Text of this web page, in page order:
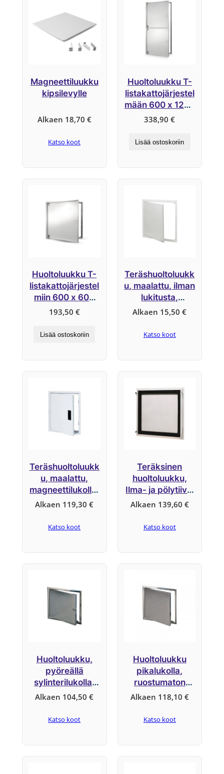
Magneettiluukku
kipsilevylle
Alkaen 18,70 €
Katso koot
Huoltoluukku T-
listakattojärjestel
mään 600 x 1200
mm
338,90€
Lisää ostoskoriin
Huoltoluukku T-
listakattojärjestel
miin 600 x 600
mm
193,50 €
Lisää ostoskoriin
Teräshuoltoluukk
u, maalattu, ilman
lukitusta,
järjestelmä GL-W
Alkaen 15,50€
Katso koot
Teräshuoltoluukk
u, maalattu,
magneettilukolla,
järjestelmä F5
Alkaen 119,30€
Katso koot
Teräksinen
huoltoluukku,
Ilma- ja pölytiivis
huoltoluukku,
sylinterilukolla,
Alkaen 139,60 €
Katso koot
Huoltoluukku,
pyöreällä
sylinterilukolla,
ruostumaton
B3
Alkaen 104,50€
Katso koot
Huoltoluukku
pikalukolla,
ruostumaton
teräs, järjestelmä
Alkaen 118,10 €
Katso koot